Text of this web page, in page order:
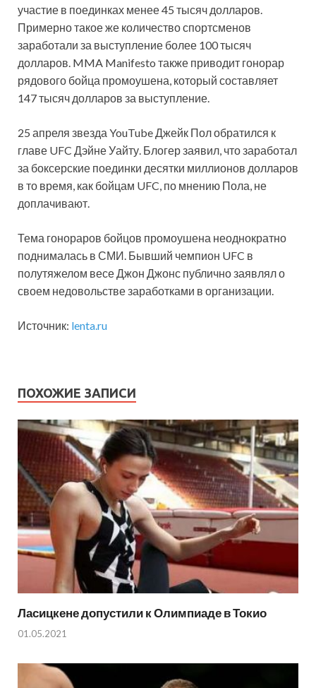
участие в поединках менее 45 тысяч долларов.
Примерно такое же количество спортсменов
заработали за выступление более 100 тысяч
долларов. MMA Manifesto также приводит гонорар
рядового бойца промоушена, который составляет
147 тысяч долларов за выступление.
25 апреля звезда YouTube Джейк Пол обратился к
главе UFC Дэйне Уайту. Блогер заявил, что заработал
за боксерские поединки десятки миллионов долларов
в то время, как бойцам UFC, по мнению Пола, не
доплачивают.
Тема гонораров бойцов промоушена неоднократно
поднималась в СМИ. Бывший чемпион UFC в
полутяжелом весе Джон Джонс публично заявлял о
своем недовольстве заработками в организации.
Источник: lenta.ru
ПОХОЖИЕ ЗАПИСИ
Ласицкене допустили к Олимпиаде в Токио
01.05.2021